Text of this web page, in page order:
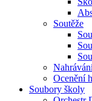
Soutěže
Ocenění
Soubory školy